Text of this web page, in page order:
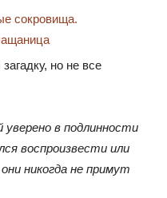
, но не все
в подлинности
воспроизвести или
они никогда не примут